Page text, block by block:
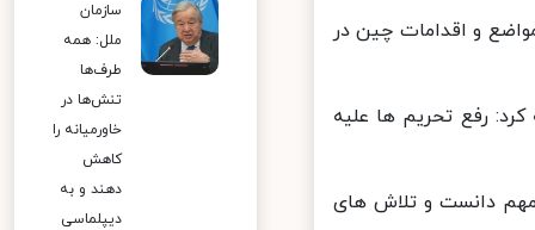
و اقدامات چین در
رفع تحریم ها علیه
در پکن در سال ۲۰۲۲ را رویدادی مهم دانست و تلاش های
سازمان
ملل: همه
طرف‌ها
تنش‌ها در
خاورمیانه را
کاهش
دهند و به
دیپلماسی